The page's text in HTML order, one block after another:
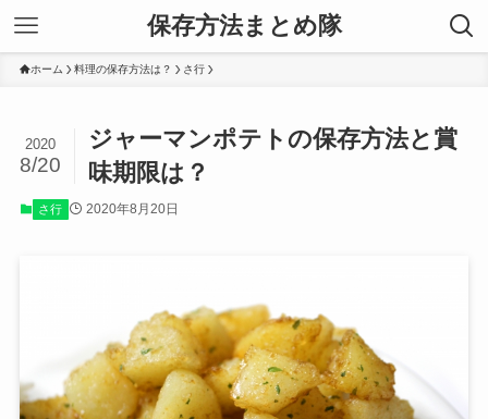
保存方法まとめ隊
ホーム 料理の保存方法は？ さ行
ジャーマンポテトの保存方法と賞
味期限は？
2020
8/20
さ行 2020年8月20日